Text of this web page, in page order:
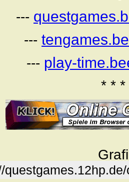
---
---
--- play-
* * *